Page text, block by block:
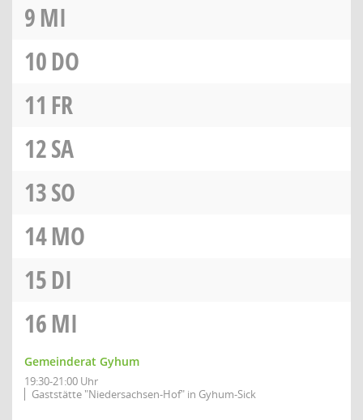
9MI
10DO
11 FR
12SA
13SO
14MO
15DI
16MI
Gemeinderat Gyhum
19:30-21:00 Uhr
Gaststätte "Niedersachsen-Hof" in Gyhum-Sick